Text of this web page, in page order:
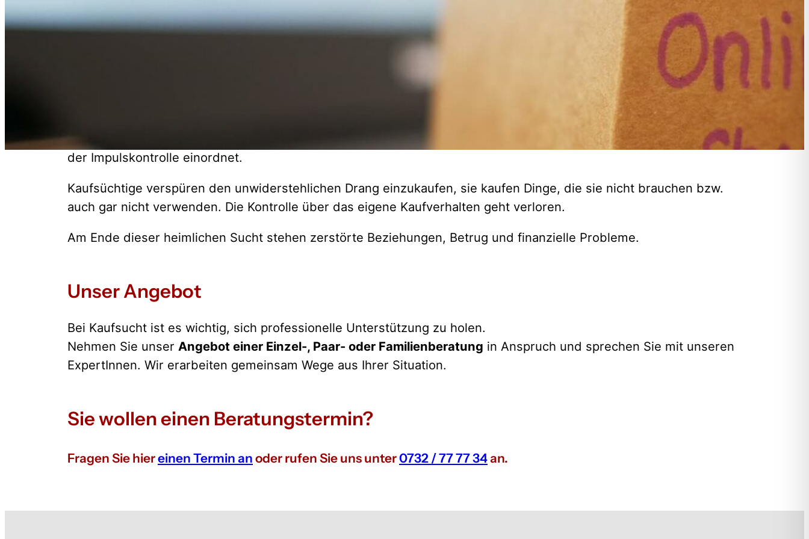
Einkaufen – das geht inzwischen wo und wann ich will. Von überall und zu jeder Tages- und Nachtzeit. Dabei ist die
Der Übergang von einem problematischen Umgang mit Geld bis hin zur Kaufsucht ist fließend.
Kaufsucht betrifft laut einer Studie der Arbeiterkammer (aus 2017) 11 Prozent der ÖsterreicherInnen, 25 Prozent
sind gefährdet. Kaufsucht ist eine substanzungebundene Abhängigkeit (Verhaltenssucht), sie wird auch als Störung
der Impulskontrolle einordnet.
Kaufsüchtige verspüren den unwiderstehlichen Drang einzukaufen, sie kaufen Dinge, die sie nicht brauchen bzw.
auch gar nicht verwenden. Die Kontrolle über das eigene Kaufverhalten geht verloren.
Am Ende dieser heimlichen Sucht stehen zerstörte Beziehungen, Betrug und finanzielle Probleme.
Unser Angebot
Bei Kaufsucht ist es wichtig, sich professionelle Unterstützung zu holen.
Nehmen Sie unser Angebot einer Einzel-, Paar- oder Familienberatung in Anspruch und sprechen Sie mit unseren
ExpertInnen. Wir erarbeiten gemeinsam Wege aus Ihrer Situation.
Sie wollen einen Beratungstermin?
Fragen Sie hiereinen Termin an oder rufen Sie uns unter0732 / 77 77 34an.